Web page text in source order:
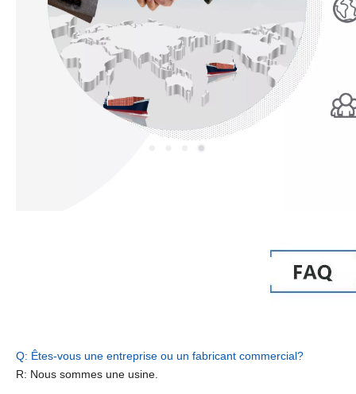
Q: Êtes-vous une entreprise ou un fabricant commercial?
R: Nous sommes une usine.